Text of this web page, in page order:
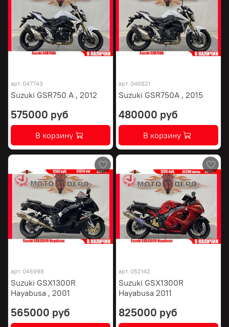
арт. 047743
Suzuki GSR750 A , 2012
575000 руб
В корзину
арт. 046821
Suzuki GSR750A , 2015
480000 руб
В корзину
арт. 046998
Suzuki GSX1300R
Hayabusa , 2001
565000 руб
арт. 052142
Suzuki GSX1300R
Hayabusa 2011
825000 руб